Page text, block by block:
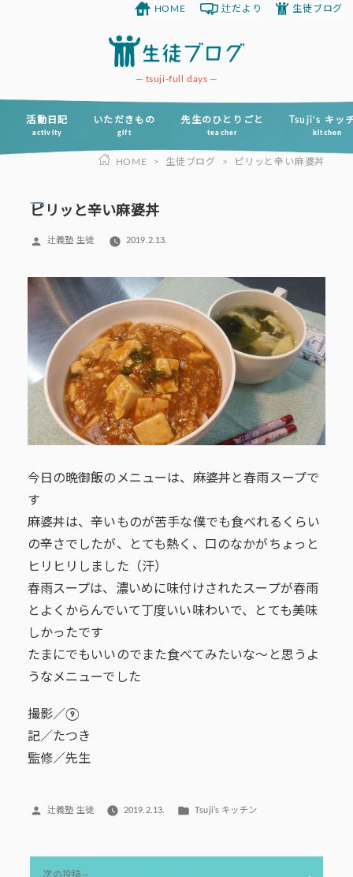
ツ
tsuji-full days
活動日記
activity
いただきもの
gift
先生のひとりごと
teacher
Tsuji’s キッ
kitchen
HOME 辻だより 生徒ブログ
HOME > 生徒ブログ > ピリッと辛い麻婆丼
ピリッと辛い麻婆丼
投
辻義塾 生徒 2019.2.13.
今日の晩御飯のメニューは、麻婆丼と春雨スープで
す
麻婆丼は、辛いものが苦手な僕でも食べれるくらい
の辛さでしたが、とても熱く、口のなかがちょっと
ヒリヒリしました（汗）
春雨スープは、濃いめに味付けされたスープが春雨
とよくからんでいて丁度いい味わいで、とても美味
しかったです
たまにでもいいのでまた食べてみたいな～と思うよ
うなメニューでした
撮影／⑨
記／たつき
監修／先生
投
辻義塾 生徒 2019.2.13.
カ
リ
Tsuji’s キッチン
次の投稿